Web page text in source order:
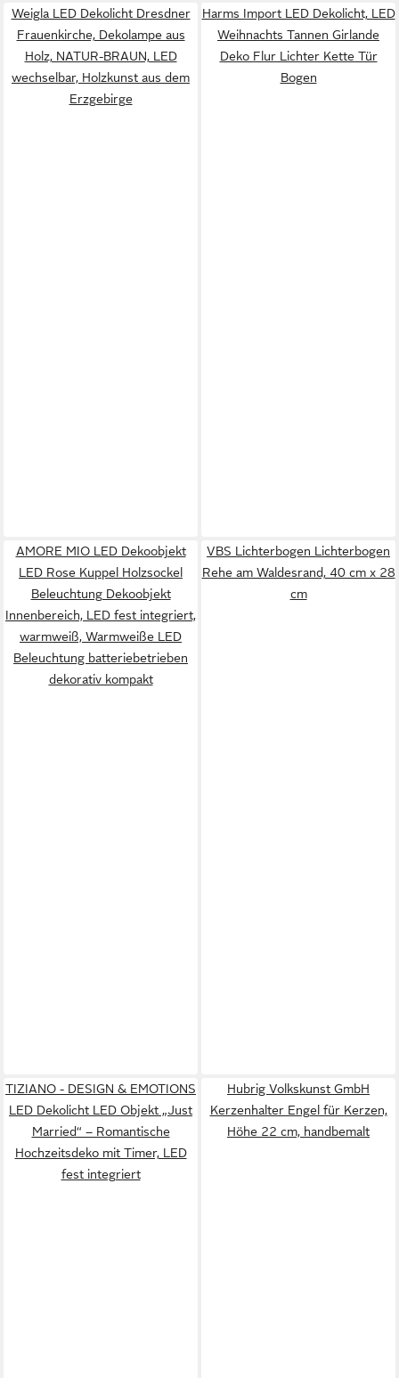
Weigla LED Dekolicht Dresdner
Frauenkirche, Dekolampe aus
Holz, NATUR-BRAUN, LED
wechselbar, Holzkunst aus dem
Erzgebirge
Harms Import LED Dekolicht, LED
Weihnachts Tannen Girlande
Deko Flur Lichter Kette Tür
Bogen
AMORE MIO LED Dekoobjekt
LED Rose Kuppel Holzsockel
Beleuchtung Dekoobjekt
Innenbereich, LED fest integriert,
warmweiß, Warmweiße LED
Beleuchtung batteriebetrieben
dekorativ kompakt
VBS Lichterbogen Lichterbogen
Rehe am Waldesrand, 40 cm x 28
cm
TIZIANO - DESIGN & EMOTIONS
LED Dekolicht LED Objekt „Just
Married“ – Romantische
Hochzeitsdeko mit Timer, LED
fest integriert
Hubrig Volkskunst GmbH
Kerzenhalter Engel für Kerzen,
Höhe 22 cm, handbemalt